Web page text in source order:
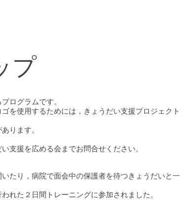
プ
ログラムです。
を使用するためには，きょうだい支援プロジェクト
ります。
支援を広める会までお問合せください。
たり，病院で面会中の保護者を待つきょうだいと一
れた２日間トレーニングに参加されました。